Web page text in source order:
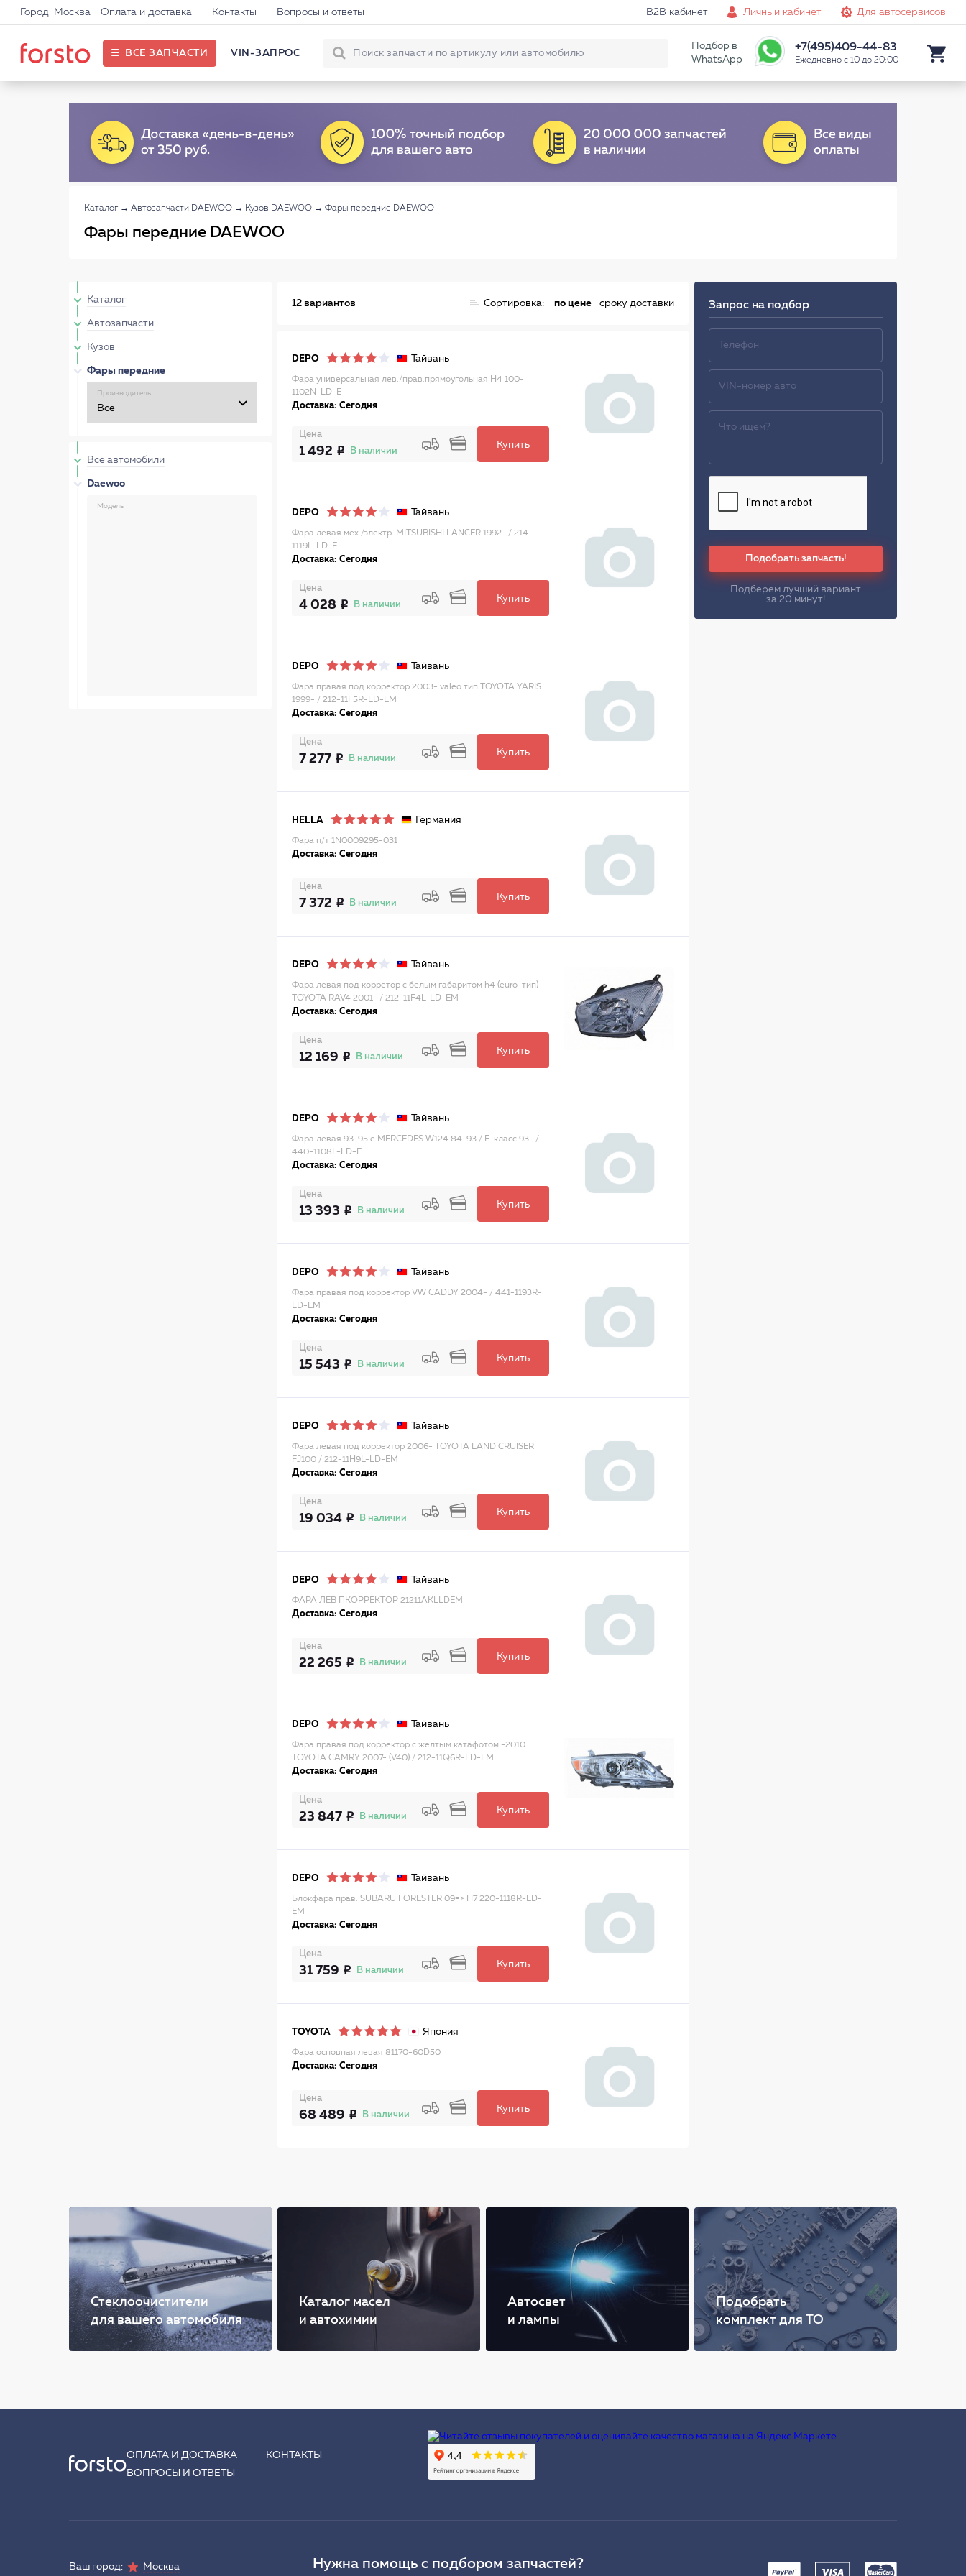
Город: Москва Оплата и доставка Контакты Вопросы и ответы B2B кабинет Личный кабинет Для автосервисов
ВСЕ ЗАПЧАСТИ VIN-ЗАПРОС
Подбор в
WhatsApp
+7(495)409-44-83
Ежедневно с 10 до 20:00
Каталог → Автозапчасти DAEWOO → Кузов DAEWOO → Фары передние DAEWOO
Фары передние DAEWOO
Каталог
Автозапчасти
Кузов
Фары передние
Производитель
Все автомобили
Daewoo
Модель
12 вариантов Сортировка: по цене сроку доставки
DEPO Тайвань
Фара универсальная лев./прав.прямоугольная H4 100-
1102N-LD-E
Доставка: Сегодня
Цена
1 492 В наличии
Купить
DEPO Тайвань
Фара левая мех./электр. MITSUBISHI LANCER 1992- / 214-
1119L-LD-E
Доставка: Сегодня
Цена
4 028 В наличии
Купить
DEPO Тайвань
Фара правая под корректор 2003- valeo тип TOYOTA YARIS
1999- / 212-11F5R-LD-EM
Доставка: Сегодня
Цена
7 277 В наличии
Купить
HELLA Германия
Фара п/т 1N0009295-031
Доставка: Сегодня
Цена
7 372 В наличии
Купить
DEPO Тайвань
Фара левая под корретор c белым габаритом h4 (euro-тип)
TOYOTA RAV4 2001- / 212-11F4L-LD-EM
Доставка: Сегодня
Цена
12 169 В наличии
Купить
DEPO Тайвань
Фара левая 93-95 e MERCEDES W124 84-93 / E-класс 93- /
440-1108L-LD-E
Доставка: Сегодня
Цена
13 393 В наличии
Купить
DEPO Тайвань
Фара правая под корректор VW CADDY 2004- / 441-1193R-
LD-EM
Доставка: Сегодня
Цена
15 543 В наличии
Купить
DEPO Тайвань
Фара левая под корректор 2006- TOYOTA LAND CRUISER
FJ100 / 212-11H9L-LD-EM
Доставка: Сегодня
Цена
19 034 В наличии
Купить
DEPO Тайвань
ФАРА ЛЕВ ПКОРРЕКТОР 21211AKLLDEM
Доставка: Сегодня
Цена
22 265 В наличии
Купить
DEPO Тайвань
Фара правая под корректор с желтым катафотом -2010
TOYOTA CAMRY 2007- (V40) / 212-11Q6R-LD-EM
Доставка: Сегодня
Цена
23 847 В наличии
Купить
DEPO Тайвань
Блокфара прав. SUBARU FORESTER 09=> H7 220-1118R-LD-
EM
Доставка: Сегодня
Цена
31 759 В наличии
Купить
TOYOTA Япония
Фара основная левая 81170-60D50
Доставка: Сегодня
Цена
68 489 В наличии
Купить
Запрос на подбор
Подобрать запчасть!
Подберем лучший вариант
за 20 минут!
Стеклоочистители
для вашего автомобиля
Каталог масел
и автохимии
Автосвет
и лампы
Подобрать
комплект для ТО
ОПЛАТА И ДОСТАВКА
КОНТАКТЫ
ВОПРОСЫ И ОТВЕТЫ
Ваш город: Москва Нужна помощь с подбором запчастей?